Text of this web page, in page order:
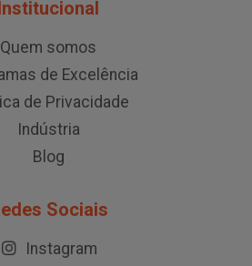
Quem somos
de Excelência
de Privacidade
Indústria
Blog
Sociais
Instagram